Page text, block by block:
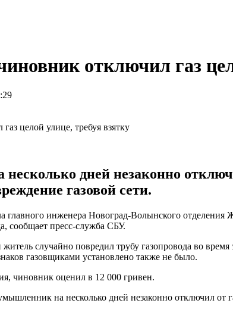
отключил газ
дней незаконно
газовой сети.
главного инженера Новоград-Волынского
сообщает пресс-служба СБУ.
случайно повредил трубу газопровода во
газовщиками установлено также не было.
чиновник оценил в 12 000 гривен.
на несколько дней незаконно отключил